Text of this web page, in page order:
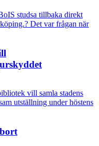
studsa tillbaka direkt
Det var frågan när
vill samla stadens
utställning under höstens